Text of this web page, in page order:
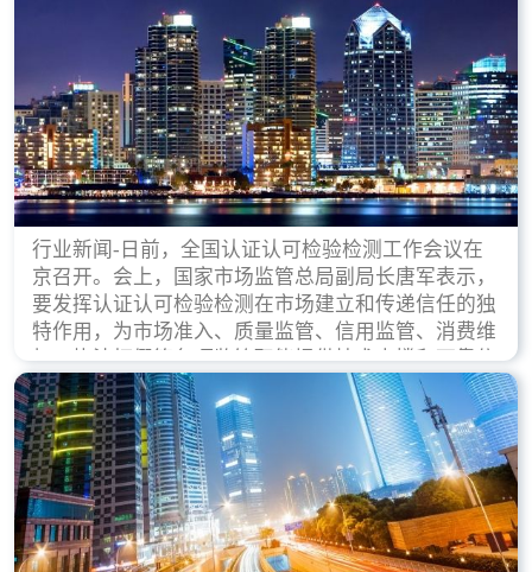
行业新闻-日前，全国认证认可检验检测工作会议在
京召开。会上，国家市场监管总局副局长唐军表示，
要发挥认证认可检验检测在市场建立和传递信任的独
特作用，为市场准入、质量监管、信用监管、消费维
权、执法打假等各项监管职能提供技术支撑和可靠依
据。